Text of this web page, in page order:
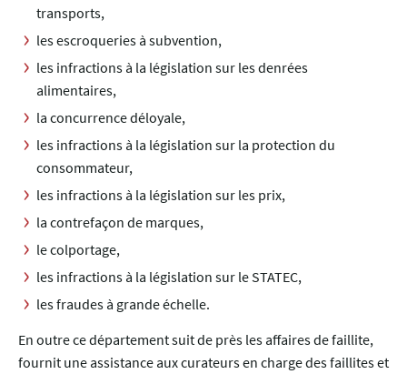
transports,
les escroqueries à subvention,
les infractions à la législation sur les denrées
alimentaires,
la concurrence déloyale,
les infractions à la législation sur la protection du
consommateur,
les infractions à la législation sur les prix,
la contrefaçon de marques,
le colportage,
les infractions à la législation sur le STATEC,
les fraudes à grande échelle.
En outre ce département suit de près les affaires de faillite,
fournit une assistance aux curateurs en charge des faillites et